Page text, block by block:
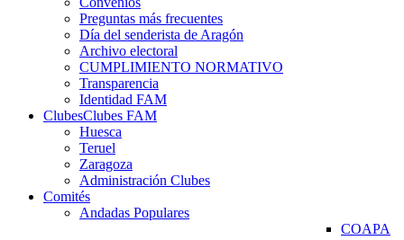
Preguntas más frecuentes
Día del senderista de Aragón
Archivo electoral
CUMPLIMIENTO NORMATIVO
Transparencia
Identidad FAM
ClubesClubes FAM
Huesca
Teruel
Zaragoza
Administración Clubes
Comités
Andadas Populares
COAPA